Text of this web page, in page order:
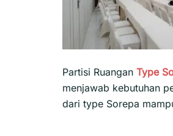
Partisi Ruangan Type
menjawab kebutuhan
dari type Sorepa